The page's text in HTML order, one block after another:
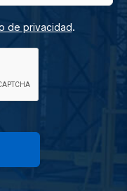
de privacidad.